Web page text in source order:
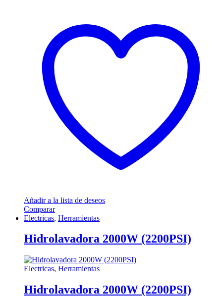
Añadir a la lista de deseos
Comparar
Electricas, Herramientas
Hidrolavadora 2000W (2200PSI)
Electricas, Herramientas
Hidrolavadora 2000W (2200PSI)